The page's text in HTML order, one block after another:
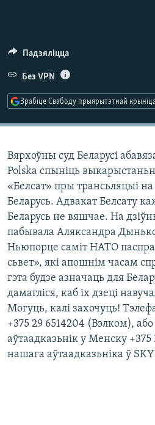
Падзяліцца
Без VPN
Зрабіце Свабоду прыярытэтнай
Вярхоўны суд Беларусі
Polska спыніць
«Белсат» пры трансьляцыі на
Беларусь. Адвакат Белсату
Беларусь не вяшчае. На
пабывала Аляксандра
Ньюпорце саміт НАТО
сьвет», які апошнім часам
гэта будзе азначаць для
дамагліся, каб іх дзеці
Могуць, калі захочуць!
+375 29 6514204 (Вэлком),
аўтаадказьнік у Менску +375
нашага аўтаадказьніка ў